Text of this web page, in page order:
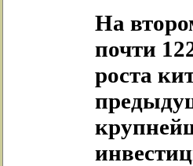
На
почти
роста